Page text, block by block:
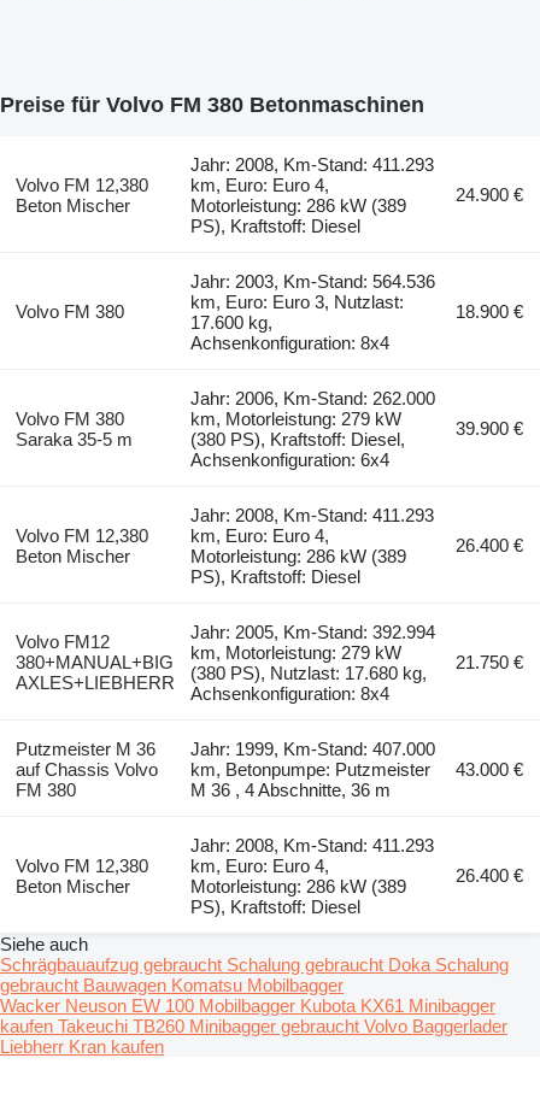
Preise für Volvo FM 380 Betonmaschinen
Volvo FM 12,380
Beton Mischer
Jahr: 2008, Km-Stand: 411.293
km, Euro: Euro 4,
Motorleistung: 286 kW (389
PS), Kraftstoff: Diesel
24.900 €
Volvo FM 380
Jahr: 2003, Km-Stand: 564.536
km, Euro: Euro 3, Nutzlast:
17.600 kg,
Achsenkonfiguration: 8x4
18.900 €
Volvo FM 380
Saraka 35-5 m
Jahr: 2006, Km-Stand: 262.000
km, Motorleistung: 279 kW
(380 PS), Kraftstoff: Diesel,
Achsenkonfiguration: 6x4
39.900 €
Volvo FM 12,380
Beton Mischer
Jahr: 2008, Km-Stand: 411.293
km, Euro: Euro 4,
Motorleistung: 286 kW (389
PS), Kraftstoff: Diesel
26.400 €
Volvo FM12
380+MANUAL+BIG
AXLES+LIEBHERR
Jahr: 2005, Km-Stand: 392.994
km, Motorleistung: 279 kW
(380 PS), Nutzlast: 17.680 kg,
Achsenkonfiguration: 8x4
21.750 €
Putzmeister M 36
auf Chassis Volvo
FM 380
Jahr: 1999, Km-Stand: 407.000
km, Betonpumpe: Putzmeister
M 36 , 4 Abschnitte, 36 m
43.000 €
Volvo FM 12,380
Beton Mischer
Jahr: 2008, Km-Stand: 411.293
km, Euro: Euro 4,
Motorleistung: 286 kW (389
PS), Kraftstoff: Diesel
26.400 €
Siehe auch
Schrägbauaufzug gebraucht Schalung gebraucht Doka Schalung
gebraucht Bauwagen Komatsu Mobilbagger
Wacker Neuson EW 100 Mobilbagger Kubota KX61 Minibagger
kaufen Takeuchi TB260 Minibagger gebraucht Volvo Baggerlader
Liebherr Kran kaufen